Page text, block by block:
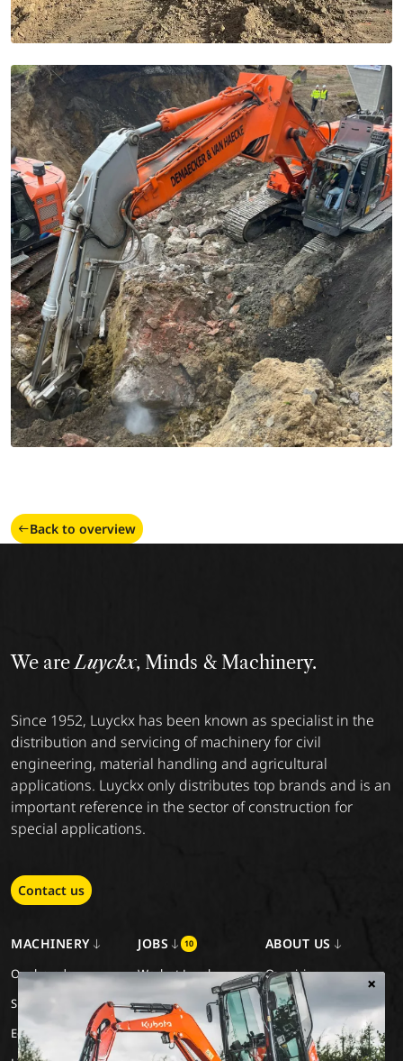
Back to overview
×
We areLuyckx, Minds & Machinery.
Since 1952, Luyckx has been known as specialist in the
distribution and servicing of machinery for civil
engineering, material handling and agricultural
applications. Luyckx only distributes top brands and is an
important reference in the sector of construction for
special applications.
Contact us
MACHINERY
Our brands
Special Applications
Eco Applications
JOBS 10
Work at Luyckx
Internship/holiday job
ABOUT US
Our vision
Our mission
History